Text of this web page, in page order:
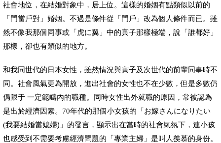
社會地位，在結婚對象中，居上位。這樣的婚姻有點類似以前的
「門當戶對」婚姻。 不過是條件從「門 戶 」改為個人條件而已。雖
然不像我那個同事或「虎に翼」中的寅子那樣極端， 說 「誰都好」
那樣，卻也有類似的地方。
和我同世代的日本女性，雖然情況與寅子及次世代的前輩同事時不
同。社會風氣更為開放，進出社會的女性也不在少數，但是多數仍
侷限于 一定範疇內的職種。同時女性出外就職的原因，常被認為
是出於經濟因素。 70年代的那個小女孩的「お嫁さんになりたい
(我要結婚當媳婦)」的發言，顯示出在當時的社會氣氛下，連小孩
也感受到不需要考慮經濟問題的「專業主婦」是叫人羨慕的身份。